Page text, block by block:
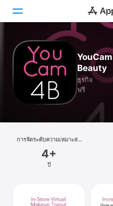
วันนี้
เกม
แอป
ค้นหา
แพลตฟอร์ม
Beauty
ธุรกิจ
ฟรี
การจัดระดับความเหมาะสม
4+
ปี